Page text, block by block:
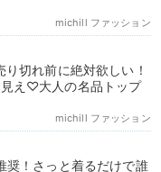
michill ファッション
切れ前に絶対欲しい！
え♡大人の名品トップ
michill ファッション
奨！さっと着るだけで誰